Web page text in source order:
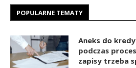
POPULARNE TEMATY
Aneks do
podczas
zapisy trzeba